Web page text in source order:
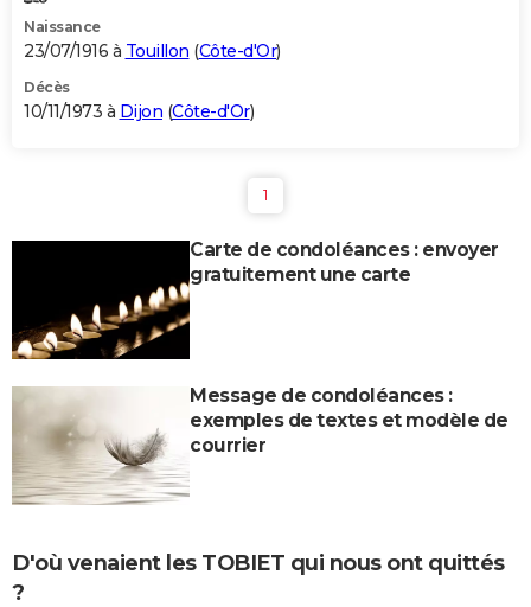
Naissance
23/07/1916 à Touillon (Côte-d'Or)
Décès
10/11/1973 à Dijon (Côte-d'Or)
1
Carte de condoléances : envoyer
gratuitement une carte
Message de condoléances :
exemples de textes et modèle de
courrier
D'où venaient les TOBIET qui nous ont quittés
?